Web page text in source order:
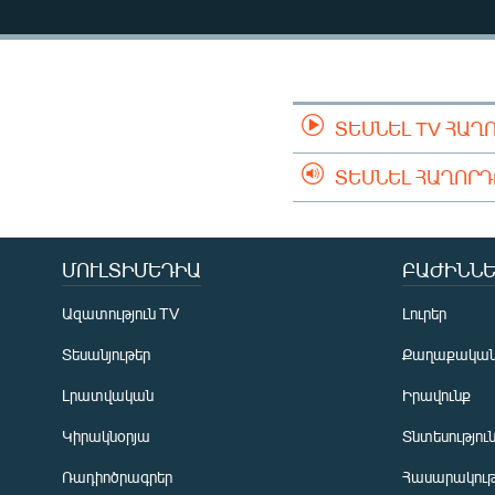
ՄՇԱԿՈՒՅԹ
ԱՐԽԻՎ
ՏԵՍԱՆՅՈՒԹԵՐ
ԲԱՆԱՎԵՃ
ՁԳՏԵԼՈՎ ԼԱՎԱԳՈՒՅՆԻՆ
ՓՈԴՔԱՍԹ
ՏԵՍՆԵԼ TV
ՏԵՍՆԵԼ
ՄՈՒԼՏԻՄԵԴԻԱ
Ազատություն TV
Տեսանյութեր
Լրատվական
Կիրակնօրյա
Ռադիոծրագրեր
Լուրեր
Իրավունք
Տնտեսություն